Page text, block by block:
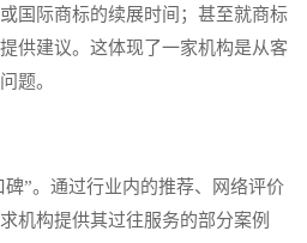
国际商标的续展时间；甚至就商标
供建议。这体现了一家机构是从客
题。
”。通过行业内的推荐、网络评价
机构提供其过往服务的部分案例